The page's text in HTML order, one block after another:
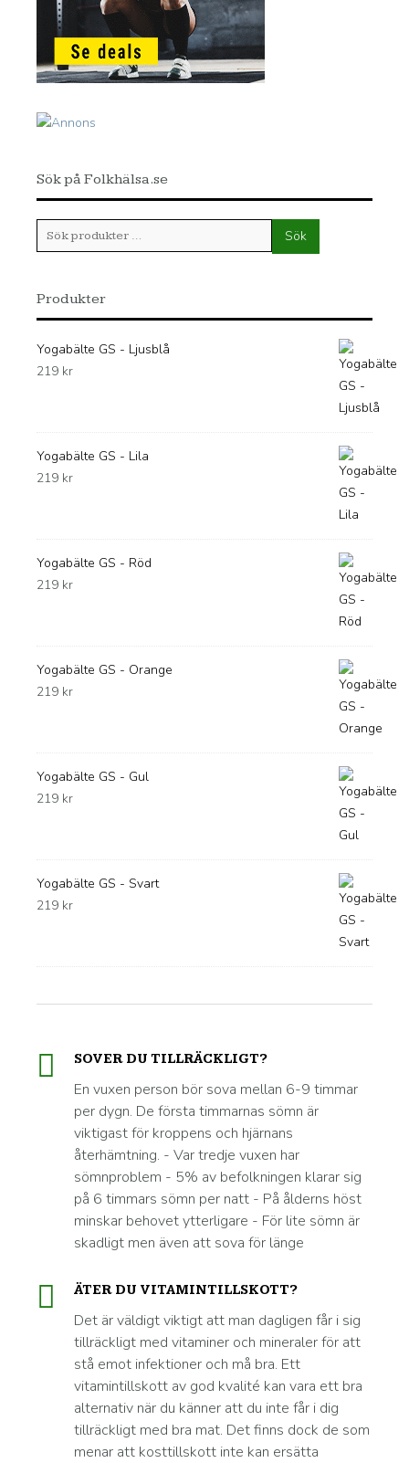
Sök på Folkhälsa.se
Sök
efter:
Sök
Produkter
Yogabälte GS - Ljusblå
219 kr
Yogabälte GS - Lila
219 kr
Yogabälte GS - Röd
219 kr
Yogabälte GS - Orange
219 kr
Yogabälte GS - Gul
219 kr
Yogabälte GS - Svart
219 kr
SOVER DU TILLRÄCKLIGT?
En vuxen person bör sova mellan 6-9 timmar
per dygn. De första timmarnas sömn är
viktigast för kroppens och hjärnans
återhämtning. - Var tredje vuxen har
sömnproblem - 5% av befolkningen klarar sig
på 6 timmars sömn per natt - På ålderns höst
minskar behovet ytterligare - För lite sömn är
skadligt men även att sova för länge
ÄTER DU VITAMINTILLSKOTT?
Det är väldigt viktigt att man dagligen får i sig
tillräckligt med vitaminer och mineraler för att
stå emot infektioner och må bra. Ett
vitamintillskott av god kvalité kan vara ett bra
alternativ när du känner att du inte får i dig
tillräckligt med bra mat. Det finns dock de som
menar att kosttillskott inte kan ersätta